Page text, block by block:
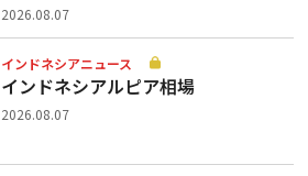
2026.08.07
インドネシアニュース
インドネシアルピア相場
2026.08.07